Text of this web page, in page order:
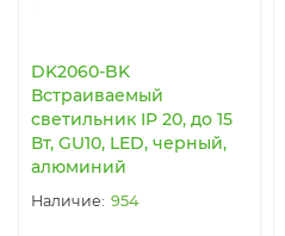
DK2060-BK
Встраиваемый
светильник IP 20, до 15
Вт, GU10, LED, черный,
алюминий
954